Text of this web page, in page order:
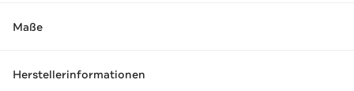
Maße
Herstellerinformationen